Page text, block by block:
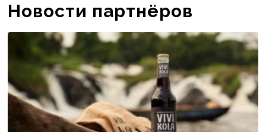
Новости партнёров